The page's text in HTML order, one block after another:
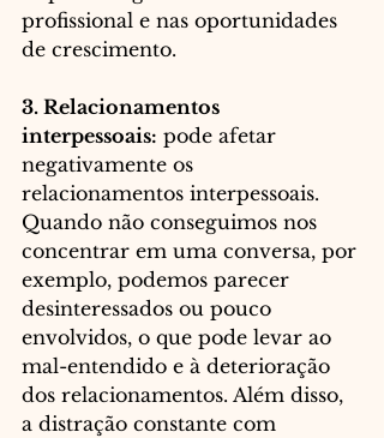
profissional e nas oportunidades
de crescimento.
3. Relacionamentos
interpessoais: pode afetar
negativamente os
relacionamentos interpessoais.
Quando não conseguimos nos
concentrar em uma conversa, por
exemplo, podemos parecer
desinteressados ou pouco
envolvidos, o que pode levar ao
mal-entendido e à deterioração
dos relacionamentos. Além disso,
a distração constante com